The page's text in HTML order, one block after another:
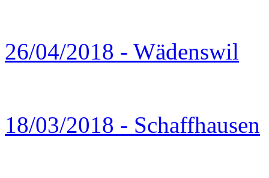
26/04/2018 - Wädenswil
18/03/2018 - Schaffhausen